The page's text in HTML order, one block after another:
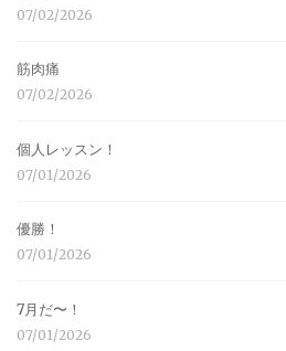
07/02/2026
筋肉痛
07/02/2026
個人レッスン！
07/01/2026
優勝！
07/01/2026
7月だ〜！
07/01/2026